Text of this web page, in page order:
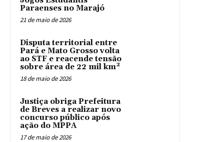
Paraenses no Marajó
21 de maio de 2026
Disputa territorial entre
Pará e Mato Grosso volta
ao STF e reacende tensão
sobre área de 22 mil km²
18 de maio de 2026
Justiça obriga Prefeitura
de Breves a realizar novo
concurso público após
ação do MPPA
17 de maio de 2026